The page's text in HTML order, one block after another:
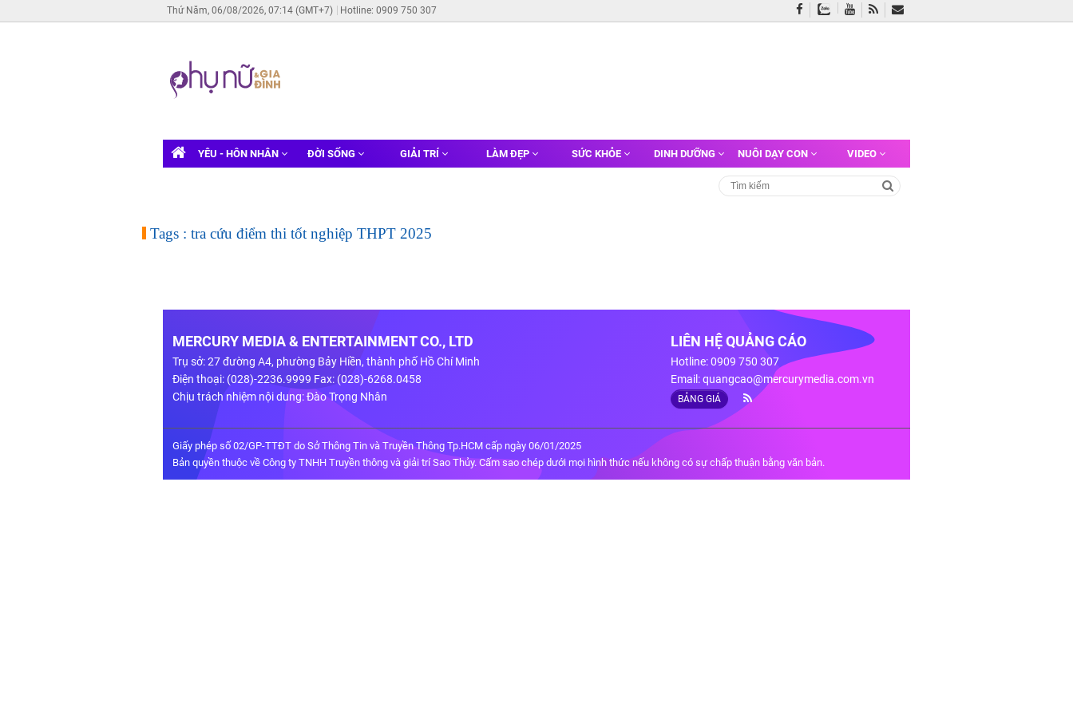
Thứ Năm, 06/08/2026, 07:14 (GMT+7) Hotline: 0909 750 307
YÊU - HÔN NHÂN ĐỜI SỐNG GIẢI TRÍ LÀM ĐẸP SỨC KHỎE DINH DƯỠNG NUÔI DẠY CON VIDEO
Tags : tra cứu điểm thi tốt nghiệp THPT 2025
MERCURY MEDIA & ENTERTAINMENT CO., LTD
Trụ sở: 27 đường A4, phường Bảy Hiền, thành phố Hồ Chí Minh
Điện thoại: (028)-2236.9999 Fax: (028)-6268.0458
Chịu trách nhiệm nội dung: Đào Trọng Nhân
LIÊN HỆ QUẢNG CÁO
Hotline: 0909 750 307
Email:quangcao@mercurymedia.com.vn
BẢNG GIÁ
Giấy phép số 02/GP-TTĐT do Sở Thông Tin và Truyền Thông Tp.HCM cấp ngày 06/01/2025
Bản quyền thuộc về Công ty TNHH Truyền thông và giải trí Sao Thủy. Cấm sao chép dưới mọi hình thức nếu không có sự chấp thuận bằng văn bản.